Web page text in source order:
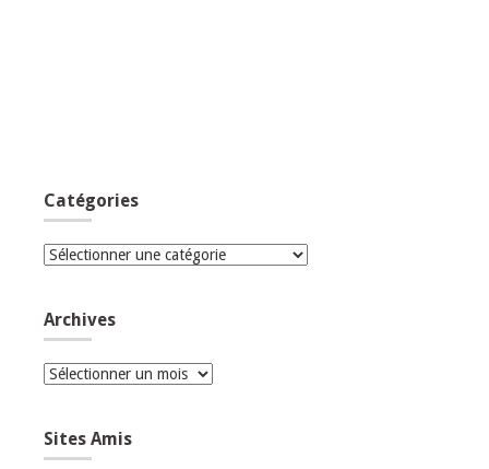
Catégories
Catégories
Archives
Archives
Sites Amis